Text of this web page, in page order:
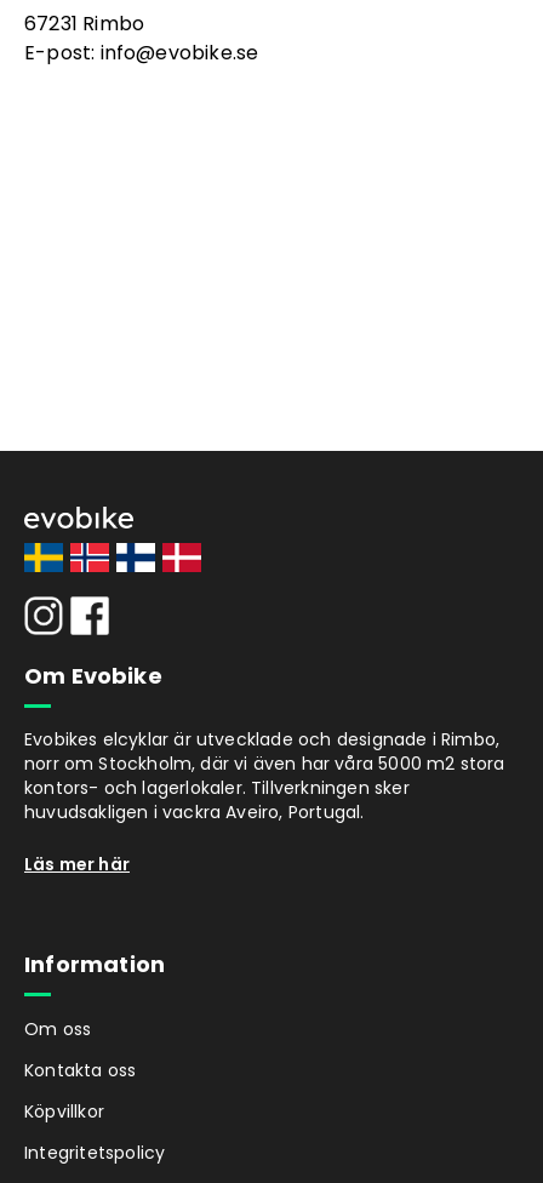
67231 Rimbo
E-post: info@evobike.se
Om Evobike
Evobikes elcyklar är utvecklade och designade i Rimbo,
norr om Stockholm, där vi även har våra 5000 m2 stora
kontors- och lagerlokaler. Tillverkningen sker
huvudsakligen i vackra Aveiro, Portugal.
Läs mer här
Information
Om oss
Kontakta oss
Köpvillkor
Integritetspolicy